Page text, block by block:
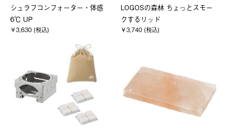
シュラフコンフォーター・体感
6℃ UP
￥3,630 (税込)
LOGOSの森林 ちょっとスモー
クするリッド
￥3,740 (税込)